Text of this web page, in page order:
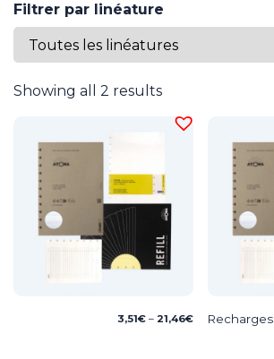
Filtrer par linéature
Showing all 2 results
3,51€ – 21,46€PriceRecharges